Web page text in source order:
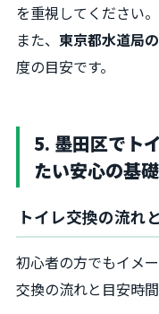
を重視してください。
また、 東京都水道局
度の目安です。
5. 墨田区でト
たい安心の基
トイレ交換の流れ
初心者の方でもイメ
交換の流れと目安時間